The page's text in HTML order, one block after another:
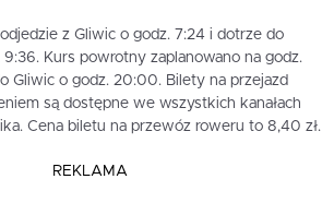
odjedzie z Gliwic o godz. 7:24 i dotrze do
Kurs powrotny zaplanowano na godz.
Gliwic o godz. 20:00. Bilety na przejazd
są dostępne we wszystkich kanałach
Cena biletu na przewóz roweru to 8,40 zł.
REKLAMA